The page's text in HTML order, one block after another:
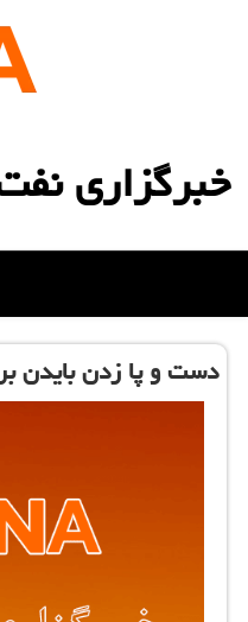
خبرگزاری
دست و پا زدن بایدن